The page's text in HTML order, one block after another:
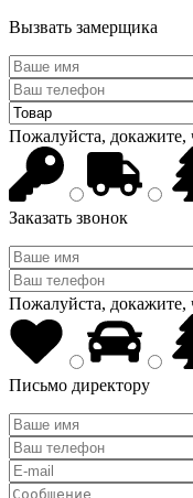
Вызвать замерщика
Пожалуйста, докажите,
Заказать звонок
Пожалуйста, докажите,
Письмо директору